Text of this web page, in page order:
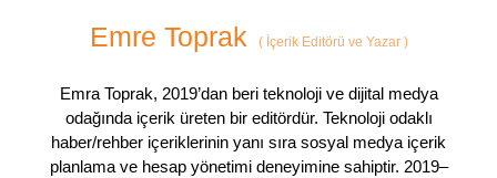
Emre Toprak (İçerik Editörü ve Yazar )
Emra Toprak, 2019’dan beri teknoloji ve dijital medya
odağında içerik üreten bir editördür. Teknoloji odaklı
haber/rehber içeriklerinin yanı sıra sosyal medya içerik
planlama ve hesap yönetimi deneyimine sahiptir. 2019–